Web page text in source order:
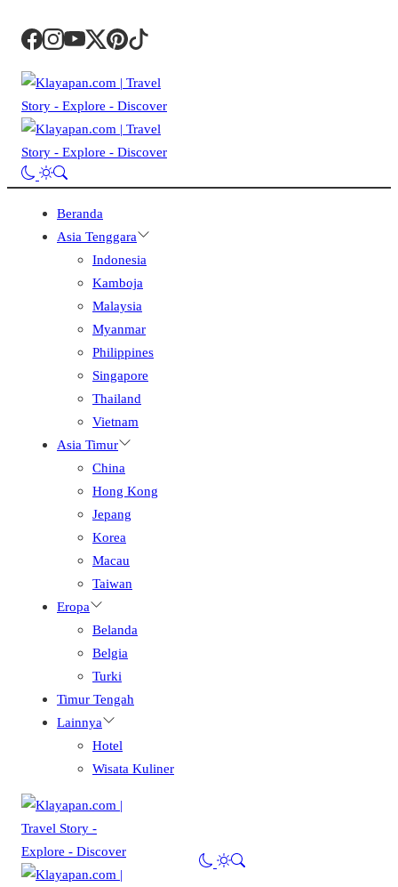
Beranda
Asia Tenggara
Indonesia
Kamboja
Malaysia
Myanmar
Philippines
Singapore
Thailand
Vietnam
Asia Timur
China
Hong Kong
Jepang
Korea
Macau
Taiwan
Eropa
Belanda
Belgia
Turki
Timur Tengah
Lainnya
Hotel
Wisata Kuliner